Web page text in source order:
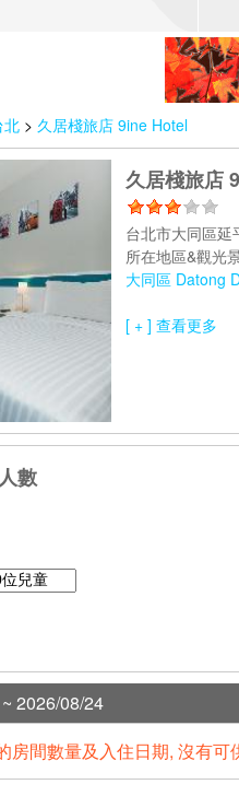
北 > 久居棧旅店 9ine Hotel
久居棧旅店
台北市大同區
所在地區&觀光
大同區 Datong
[ + ] 查看更多
數
2026/08/24
房間數量及入住日期, 沒有